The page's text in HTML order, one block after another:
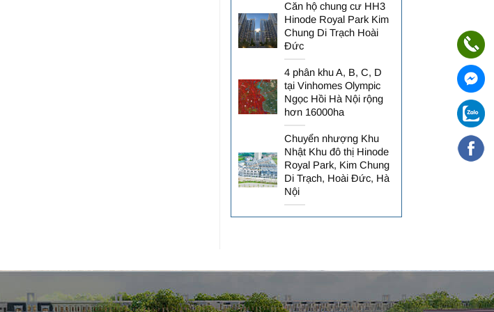
Căn hộ chung cư HH3
Hinode Royal Park Kim
Chung Di Trạch Hoài
Đức
4 phân khu A, B, C, D
tại Vinhomes Olympic
Ngọc Hồi Hà Nội rộng
hơn 16000ha
Chuyển nhượng Khu
Nhật Khu đô thị Hinode
Royal Park, Kim Chung
Di Trạch, Hoài Đức, Hà
Nội